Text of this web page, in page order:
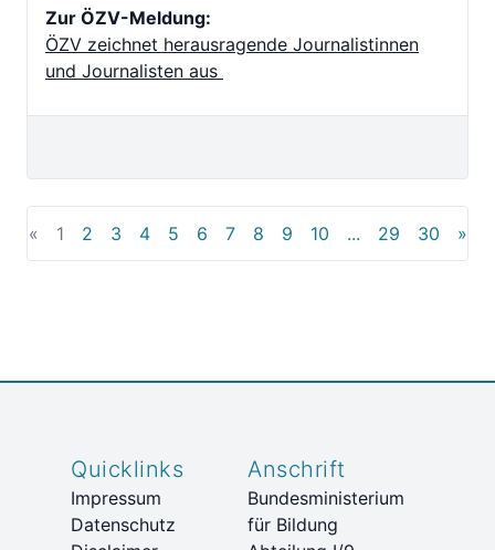
Zur ÖZV-Meldung:
ÖZV zeichnet herausragende Journalistinnen
und Journalisten aus
« 1(current)
2 3 4 5 6 7 8 9 10 ... 29 30 »
Quicklinks
Impressum
Datenschutz
Anschrift
Bundesministerium
für Bildung